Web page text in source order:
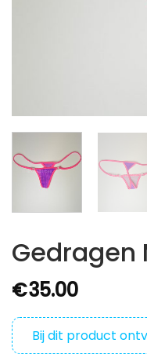
Gedragen
€35.00
Bij dit product